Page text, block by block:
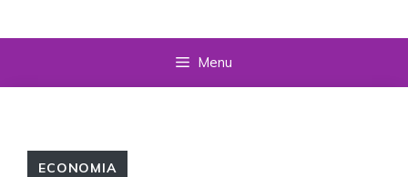
Menu
ECONOMIA